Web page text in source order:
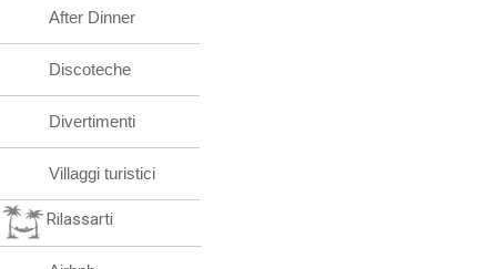
After Dinner
Discoteche
Divertimenti
Villaggi turistici
Rilassarti